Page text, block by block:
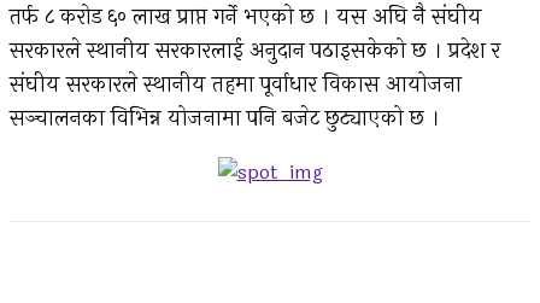
तर्फ ८ करोड ६० लाख प्राप्त गर्ने भएको छ । यस अघि नै संघीय
सरकारले स्थानीय सरकारलाई अनुदान पठाइसकेको छ । प्रदेश र
संघीय सरकारले स्थानीय तहमा पूर्वाधार विकास आयोजना
सञ्चालनका विभिन्न योजनामा पनि बजेट छुट्याएको छ ।